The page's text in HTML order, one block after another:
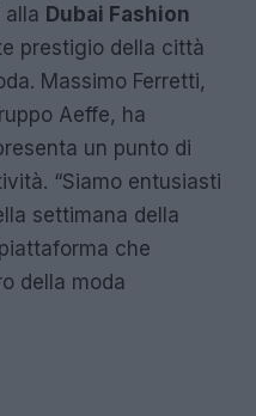
alla Dubai Fashion
prestigio della città
Massimo Ferretti,
Aeffe, ha
un punto di
“Siamo entusiasti
settimana della
che
della moda